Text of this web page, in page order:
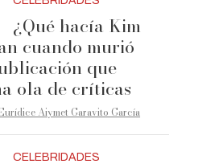
¿Qué hacía Kim
cuando murió
que
ola de críticas
Aiymet Garavito García
CELEBRIDADES